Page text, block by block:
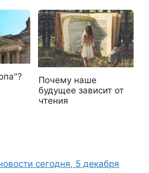
Почему наше
будущее зависит от
чтения
сегодня, 5 декабря